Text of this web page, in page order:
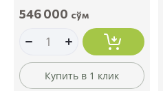
546 000 сўм
Купить в 1 клик